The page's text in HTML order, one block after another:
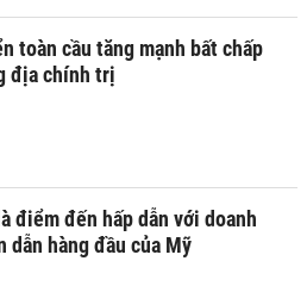
toàn cầu tăng mạnh bất chấp
địa chính trị
điểm đến hấp dẫn với doanh
dẫn hàng đầu của Mỹ